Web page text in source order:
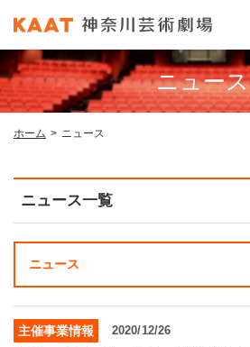
・ イベントカレンダー
ニュース
ホーム > ニュース
ニュース一覧
ニュース
主催事業情報 2020/12/26